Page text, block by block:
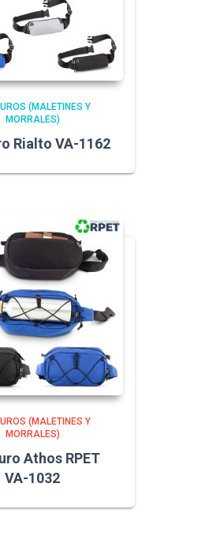
(MALETINES Y
MORRALES)
Rialto VA-1162
(MALETINES Y
MORRALES)
Athos RPET
VA-1032